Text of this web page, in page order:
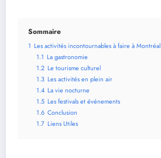
Sommaire
1 Les activités incontournables à faire à Montréal
1.1 La gastronomie
1.2 Le tourisme culturel
1.3 Les activités en plein air
1.4 La vie nocturne
1.5 Les festivals et événements
1.6 Conclusion
1.7 Liens Utiles